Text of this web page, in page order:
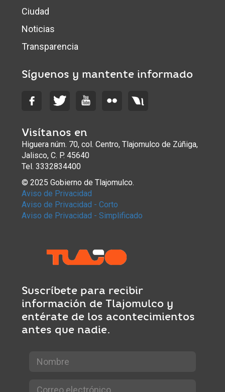
Ciudad
Noticias
Transparencia
Síguenos y mantente informado
Visítanos en
Higuera núm. 70, col. Centro, Tlajomulco de Zúñiga,
Jalisco, C. P. 45640
Tel. 3332834400
© 2025 Gobierno de Tlajomulco.
Aviso de Privacidad
Aviso de Privacidad - Corto
Aviso de Privacidad - Simplificado
Suscríbete para recibir
información de Tlajomulco y
entérate de los acontecimientos
antes que nadie.